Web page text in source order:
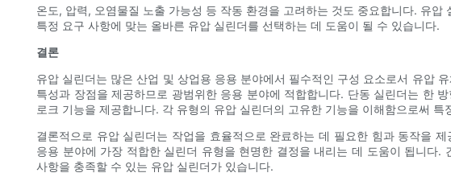
온도, 압력, 오염물질 노출 가능성 등 작동 환경을 고려하는 것도 중요합니다. 유
특정 요구 사항에 맞는 올바른 유압 실린더를 선택하는 데 도움이 될 수 있습니다.
결론
유압 실린더는 많은 산업 및 상업용 응용 분야에서 필수적인 구성 요소로서 유압
특성과 장점을 제공하므로 광범위한 응용 분야에 적합합니다. 단동 실린더는 한
로크 기능을 제공합니다. 각 유형의 유압 실린더의 고유한 기능을 이해함으로써
결론적으로 유압 실린더는 작업을 효율적으로 완료하는 데 필요한 힘과 동작을
응용 분야에 가장 적합한 실린더 유형을 현명한 결정을 내리는 데 도움이 됩니다
사항을 충족할 수 있는 유압 실린더가 있습니다.